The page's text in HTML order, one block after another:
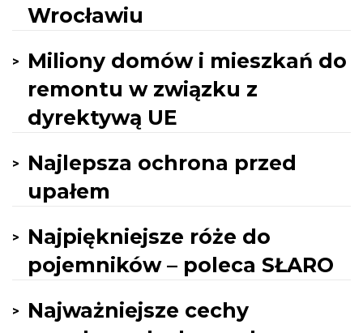
Wrocławiu
Miliony domów i mieszkań do
remontu w związku z
dyrektywą UE
Najlepsza ochrona przed
upałem
Najpiękniejsze róże do
pojemników – poleca SŁARO
Najważniejsze cechy